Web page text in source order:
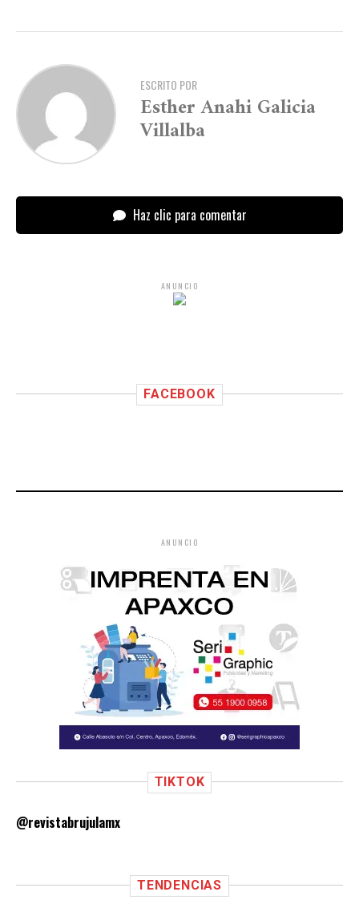
ESCRITO POR
Esther Anahi Galicia
Villalba
Haz clic para comentar
ANUNCIO
FACEBOOK
ANUNCIO
TIKTOK
@revistabrujulamx
TENDENCIAS